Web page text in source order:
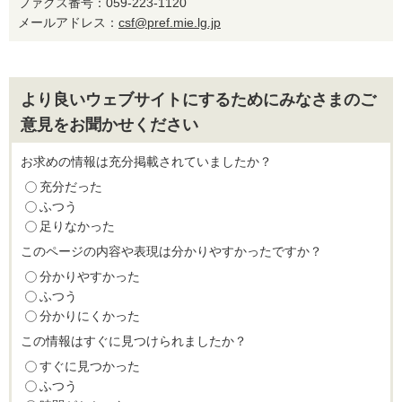
メールアドレス： csf@pref.mie.lg.jp
より良いウェブサイトにするためにみなさまのご
意見をお聞かせください
お求めの情報は充分掲載されていましたか？
充分だった
ふつう
足りなかった
このページの内容や表現は分かりやすかったですか？
分かりやすかった
ふつう
分かりにくかった
この情報はすぐに見つけられましたか？
すぐに見つかった
ふつう